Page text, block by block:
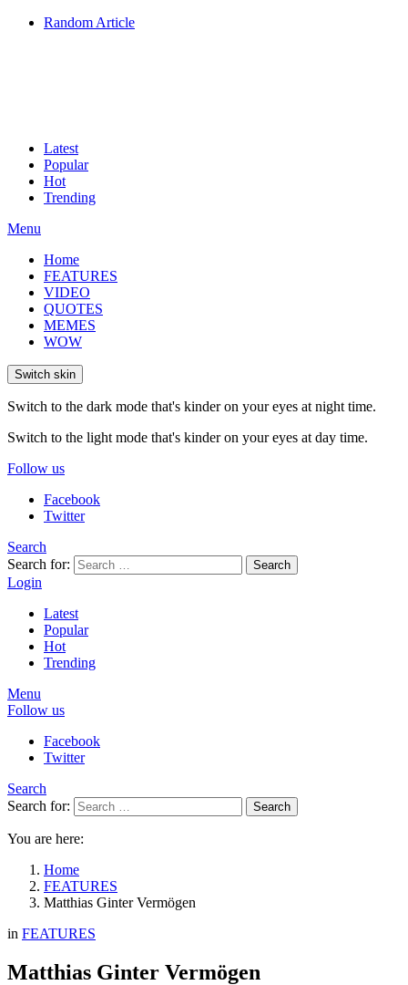
Random Article
Latest
Popular
Hot
Trending
Menu
Home
FEATURES
VIDEO
QUOTES
MEMES
WOW
Switch skin
Switch to the dark mode that's kinder on your eyes at night time.
Switch to the light mode that's kinder on your eyes at day time.
Follow us
Facebook
Twitter
Search
Search for:
Search
Login
Latest
Popular
Hot
Trending
Menu
Follow us
Facebook
Twitter
Search
Search for:
Search
You are here:
Home
FEATURES
Matthias Ginter Vermögen
in FEATURES
Matthias Ginter Vermögen